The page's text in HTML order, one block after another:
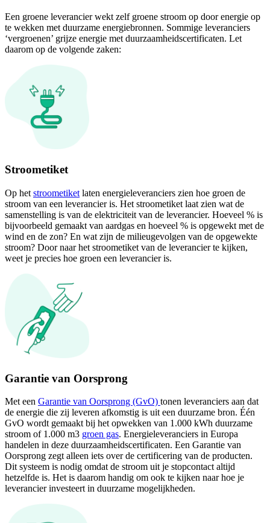
Een groene leverancier wekt zelf groene stroom op door energie op
te wekken met duurzame energiebronnen. Sommige leveranciers
‘vergroenen’ grijze energie met duurzaamheidscertificaten. Let
daarom op de volgende zaken:
Stroometiket
Op het stroometiket laten energieleveranciers zien hoe groen de
stroom van een leverancier is. Het stroometiket laat zien wat de
samenstelling is van de elektriciteit van de leverancier. Hoeveel % is
bijvoorbeeld gemaakt van aardgas en hoeveel % is opgewekt met de
wind en de zon? En wat zijn de milieugevolgen van de opgewekte
stroom? Door naar het stroometiket van de leverancier te kijken,
weet je precies hoe groen een leverancier is.
Garantie van Oorsprong
Met een Garantie van Oorsprong (GvO) tonen leveranciers aan dat
de energie die zij leveren afkomstig is uit een duurzame bron. Één
GvO wordt gemaakt bij het opwekken van 1.000 kWh duurzame
stroom of 1.000 m3 groen gas. Energieleveranciers in Europa
handelen in deze duurzaamheidscertificaten. Een Garantie van
Oorsprong zegt alleen iets over de certificering van de producten.
Dit systeem is nodig omdat de stroom uit je stopcontact altijd
hetzelfde is. Het is daarom handig om ook te kijken naar hoe je
leverancier investeert in duurzame mogelijkheden.